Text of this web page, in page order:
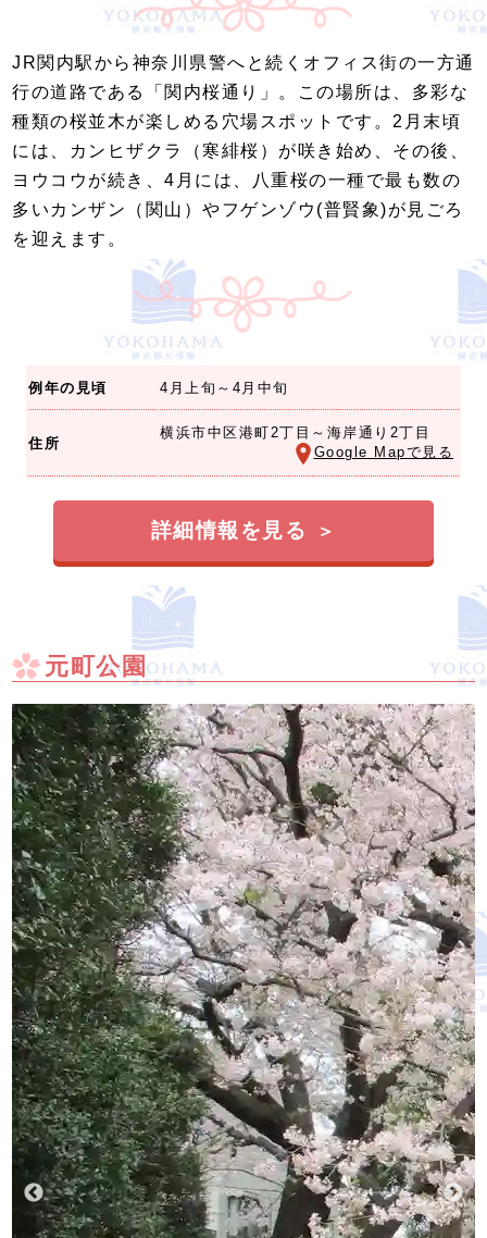
JR関内駅から神奈川県警へと続くオフィス街の一方通
行の道路である「関内桜通り」。この場所は、多彩な
種類の桜並木が楽しめる穴場スポットです。2月末頃
には、カンヒザクラ（寒緋桜）が咲き始め、その後、
ヨウコウが続き、4月には、八重桜の一種で最も数の
多いカンザン（関山）やフゲンゾウ(普賢象)が見ごろ
を迎えます。
例年の見頃 4月上旬～4月中旬
住所
横浜市中区港町2丁目～海岸通り2丁目
Google Mapで見る
詳細情報を見る
元町公園